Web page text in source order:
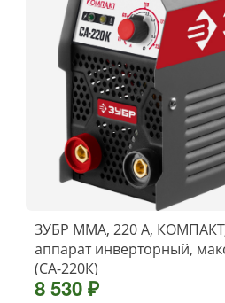
ЗУБР ММА, 220 А,
аппарат инверторный,
(СА-220К)
8 530 ₽